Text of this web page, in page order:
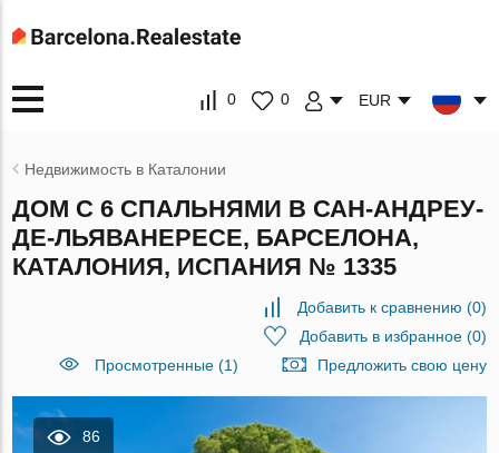
0 0 EUR
Недвижимость в Каталонии
ДОМ С 6 СПАЛЬНЯМИ В САН-АНДРЕУ-
ДЕ-ЛЬЯВАНЕРЕСЕ, БАРСЕЛОНА,
КАТАЛОНИЯ, ИСПАНИЯ № 1335
Добавить к сравнению (0)
Добавить в избранное(0)
Просмотренные (1)
Предложить свою цену
86